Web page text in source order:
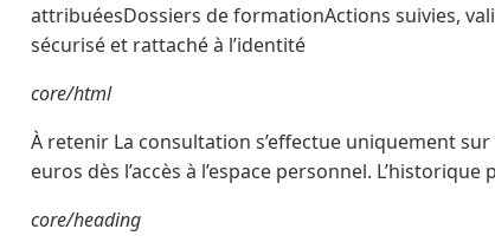
attribuéesDossiers de formationActions suivies,
sécurisé et rattaché à l’identité
core/html
À retenir La consultation s’effectue uniquement
euros dès l’accès à l’espace personnel.
core/heading